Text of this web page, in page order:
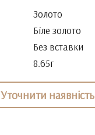
Золото
Біле золото
Без вставки
8.65г
Уточнити наявність